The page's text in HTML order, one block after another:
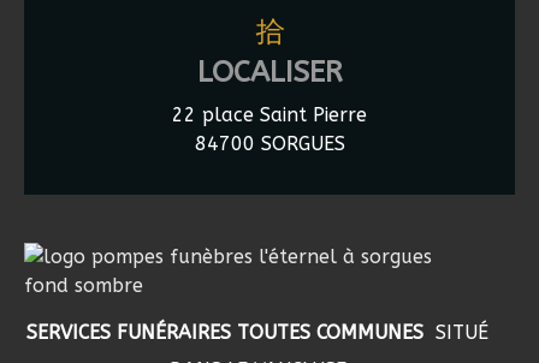
LOCALISER
22 place Saint Pierre
84700 SORGUES
SERVICES FUNÉRAIRES TOUTES COMMUNES SITUÉ